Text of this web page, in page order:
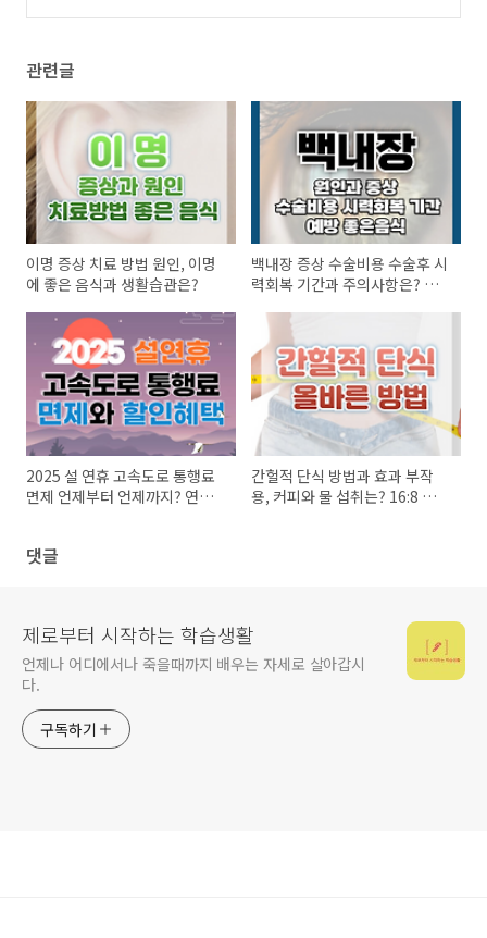
관련글
이명 증상 치료 방법 원인, 이명
에 좋은 음식과 생활습관은?
백내장 증상 수술비용 수술후 시
력회복 기간과 주의사항은? 좋
2025 설 연휴 고속도로 통행료
면제 언제부터 언제까지? 연휴
간헐적 단식 방법과 효과 부작
용, 커피와 물 섭취는? 16:8 방법
댓글
제로부터 시작하는 학습생활
언제나 어디에서나 죽을때까지 배우는 자세로 살아갑시
다.
구독하기